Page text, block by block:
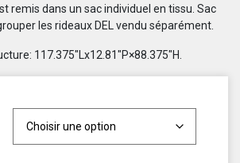
remis dans un sac individuel en tissu. Sac
les rideaux DEL vendu séparément.
117.375″Lx12.81″P×88.375″H.